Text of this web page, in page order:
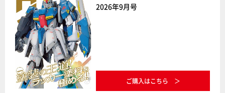
2026年9月号
ご購入はこちら